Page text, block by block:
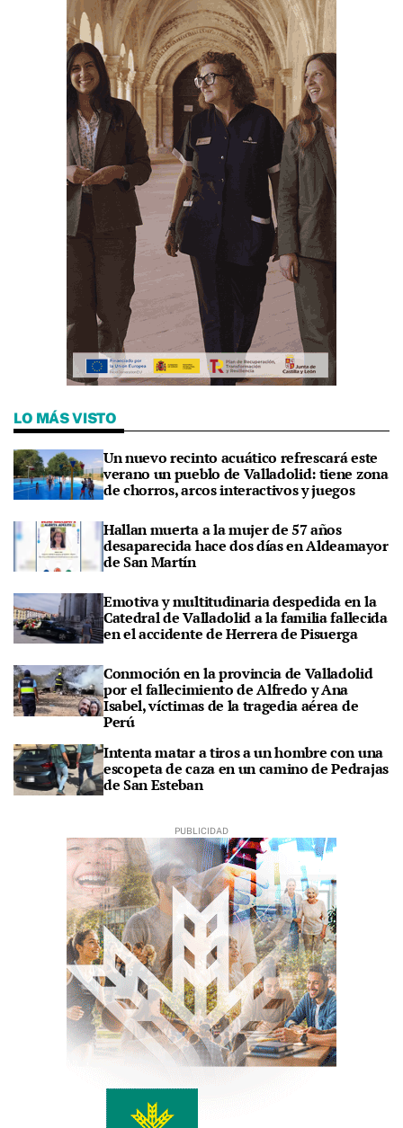
LO MÁS VISTO
Un nuevo recinto acuático refrescará este
verano un pueblo de Valladolid: tiene zona
de chorros, arcos interactivos y juegos
Hallan muerta a la mujer de 57 años
desaparecida hace dos días en Aldeamayor
de San Martín
Emotiva y multitudinaria despedida en la
Catedral de Valladolid a la familia fallecida
en el accidente de Herrera de Pisuerga
Conmoción en la provincia de Valladolid
por el fallecimiento de Alfredo y Ana
Isabel, víctimas de la tragedia aérea de
Perú
Intenta matar a tiros a un hombre con una
escopeta de caza en un camino de Pedrajas
de San Esteban